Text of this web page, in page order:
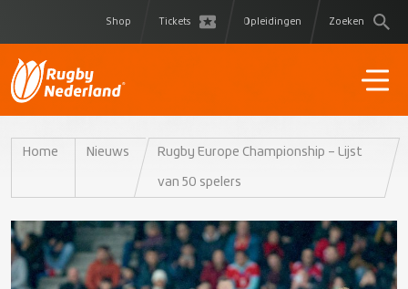
Shop Tickets Opleidingen Zoeken
Home Nieuws Rugby Europe Championship – Lijst
van 50 spelers